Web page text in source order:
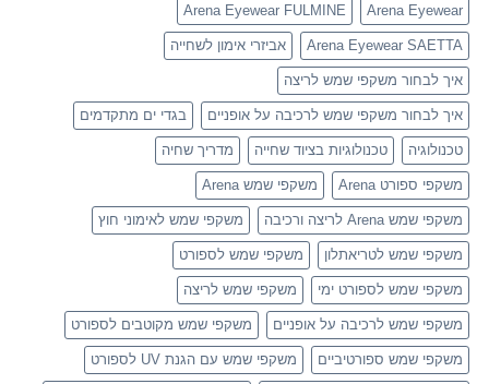
Arena Eyewear
Arena Eyewear FULMINE
Arena Eyewear SAETTA אביזרי אימון לשחייה
איך לבחור משקפי שמש לריצה
איך לבחור משקפי שמש לרכיבה על אופניים בגדי ים מתקדמים
טכנולוגיה טכנולוגיות בציוד שחייה מדריך שחיה
משקפי ספורט Arena משקפי שמש Arena
משקפי שמש Arena לריצה ורכיבה משקפי שמש לאימוני חוץ
משקפי שמש לטריאתלון משקפי שמש לספורט
משקפי שמש לספורט ימי משקפי שמש לריצה
משקפי שמש לרכיבה על אופניים משקפי שמש מקוטבים לספורט
משקפי שמש ספורטיביים משקפי שמש עם הגנת UV לספורט